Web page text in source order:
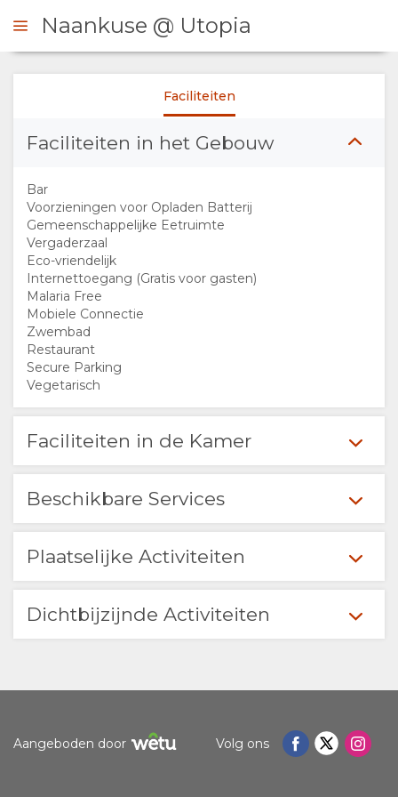
OVER
ONS
FACILITEITEN
FOTO'S
AFBEELDINGEN
KAART
LOCATIE
CONTACT
VERANDER
TAAL
DUITS
SPAANS
Naankuse @ Utopia
Faciliteiten
Faciliteiten in het Gebouw
Bar
Voorzieningen voor Opladen Batterij
Gemeenschappelijke Eetruimte
Vergaderzaal
Eco-vriendelijk
Internettoegang (Gratis voor gasten)
Malaria Free
Mobiele Connectie
Zwembad
Restaurant
Secure Parking
Vegetarisch
Faciliteiten in de Kamer
Beschikbare Services
Plaatselijke Activiteiten
Dichtbijzijnde Activiteiten
Aangeboden door Volg ons